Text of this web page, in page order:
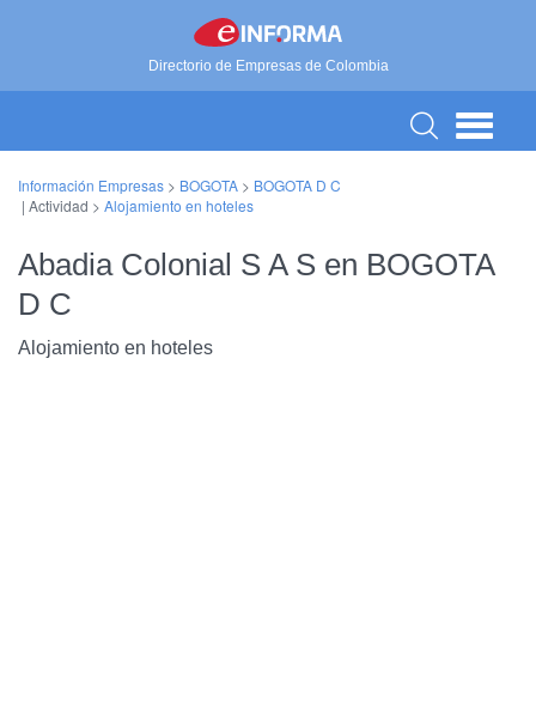
Directorio de Empresas de Colombia
Información Empresas > BOGOTA > BOGOTA D C
| Actividad > Alojamiento en hoteles
Abadia Colonial S A S en BOGOTA
D C
Alojamiento en hoteles